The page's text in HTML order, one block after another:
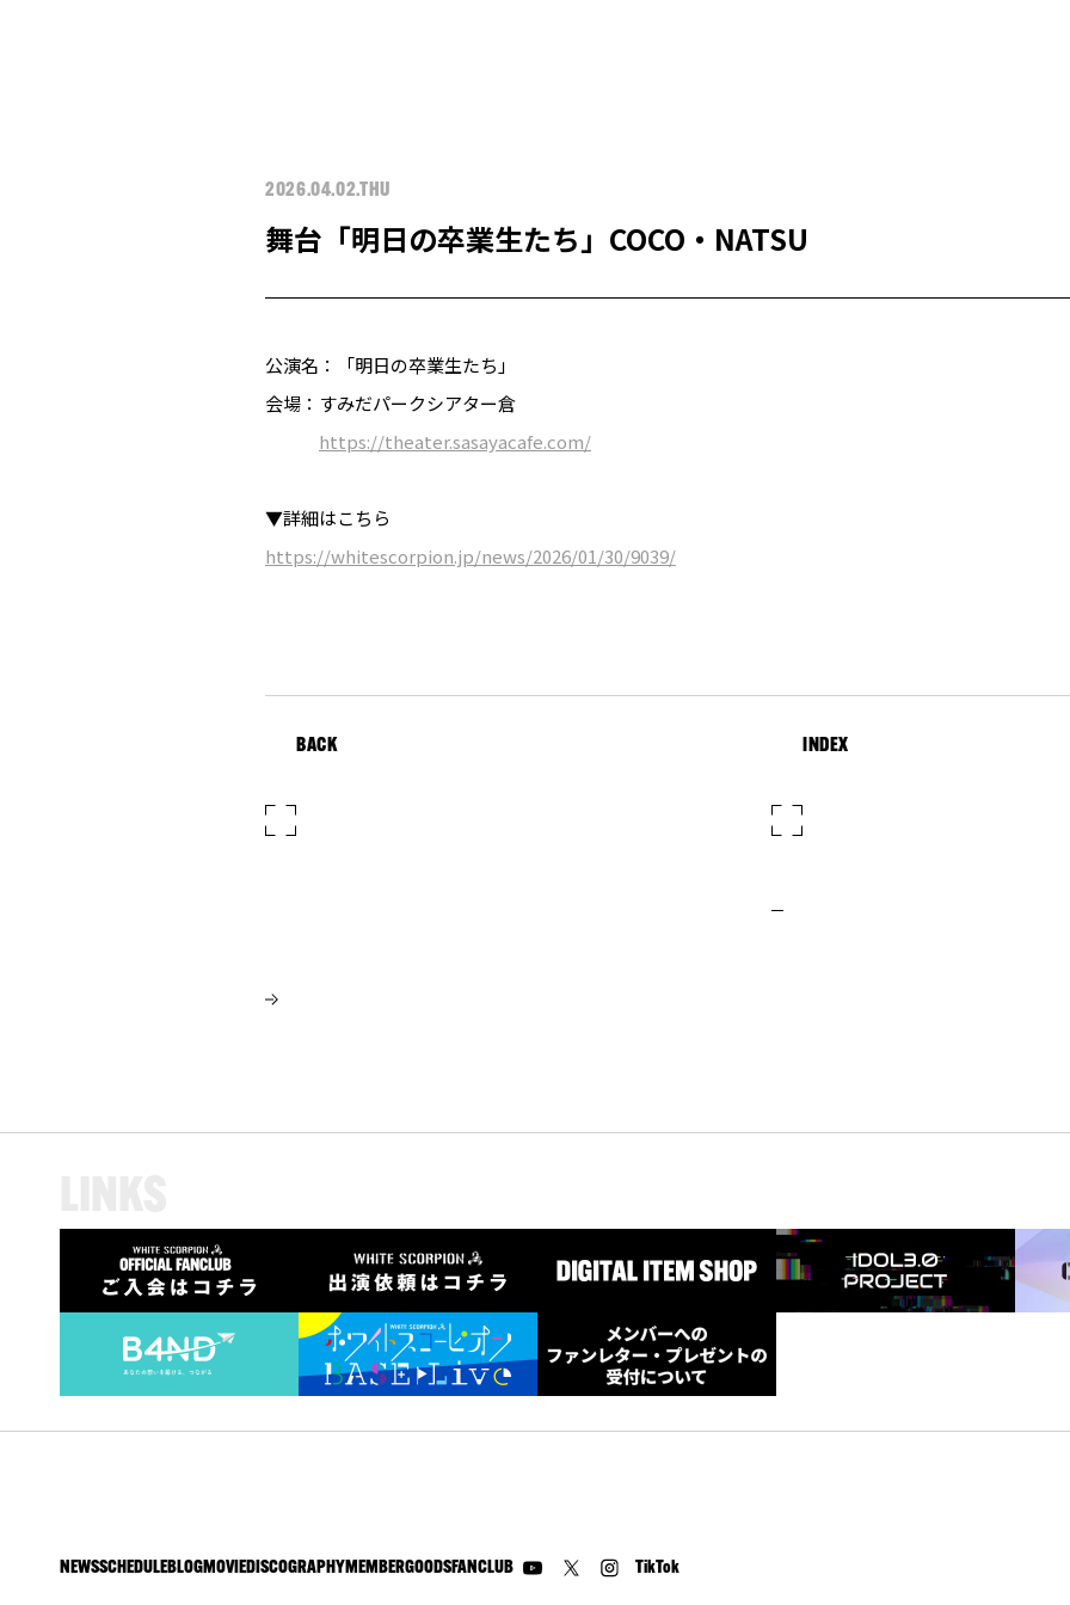
2026.04.02.THU
舞台「明日の卒業生たち」COCO・NATSU
公演名：「明日の卒業生たち」
会場：すみだパークシアター倉
https://theater.sasayacafe.com/
▼詳細はこちら
https://whitescorpion.jp/news/2026/01/30/9039/
BACK INDEX
NEWSSCHEDULE BLOGMOVIE DISCOGRAPHY MEMBERGOODS FANCLUB TikTok